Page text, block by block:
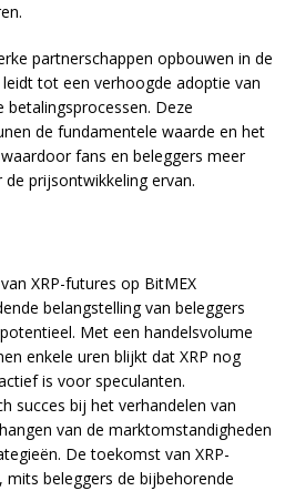
partnerschappen opbouwen in de
tot een verhoogde adoptie van
betalingsprocessen. Deze
de fundamentele waarde en het
fans en beleggers meer
prijsontwikkeling ervan.
XRP-futures op BitMEX
belangstelling van beleggers
Met een handelsvolume
enkele uren blijkt dat XRP nog
is voor speculanten.
succes bij het verhandelen van
van de marktomstandigheden
De toekomst van XRP-
beleggers de bijbehorende